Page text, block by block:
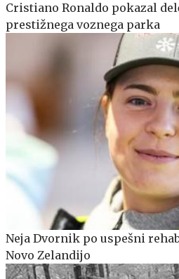
Cristiano Ronaldo pokazal
prestižnega voznega parka
Neja Dvornik po uspešni
Novo Zelandijo